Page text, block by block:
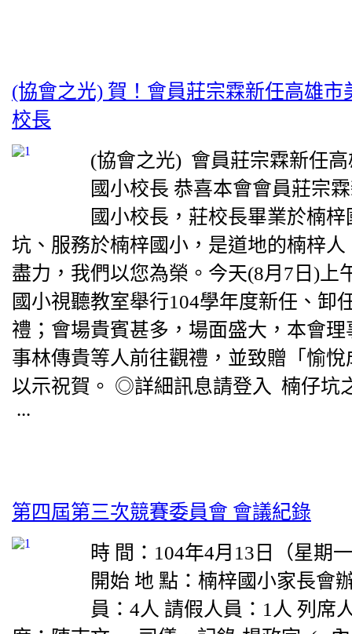
(協會之光) 賀！會員莊宗霖新任高雄市
校長
(協會之光) 會員莊宗霖新任
國小校長 恭喜本會會員莊宗
國小校長，莊校長畢業於楠
坑、服務於楠梓國小，是道地的楠梓
盡力，我們以您為榮。今天(8月7日)上
國小視聽教室舉行104學年度新任、卸
禮；會場貴賓甚多，場面盛大，本會
事林傳貴等人前往觀禮，並致贈「愉
以示祝賀。 ◎詳細訊息請登入 楠仔
...
第四屆第三次競賽委員會 會議紀錄
時 間：104年4月13日（星期
開始 地 點：楠梓國小家長會
員：4人 請假人員：1人 列